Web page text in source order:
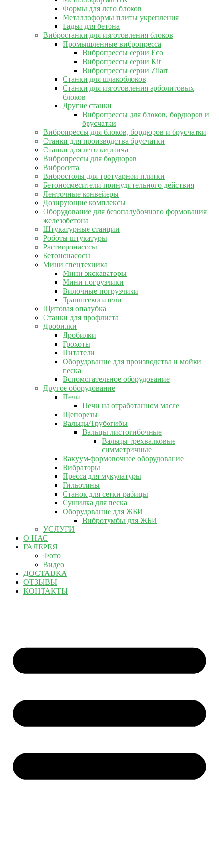
Формы для лего блоков
Металлоформы плиты укрепления
Бадьи для бетона
Вибростанки для изготовления блоков
Промышленные вибропресса
Вибропрессы серии Eco
Вибропрессы серии Kit
Вибропрессы серии Zilart
Станки для шлакоблоков
Станки для изготовления арболитовых
блоков
Другие станки
Вибропрессы для блоков, бордюров и
брусчатки
Вибропрессы для блоков, бордюров и брусчатки
Станки для производства брусчатки
Станки для лего кирпича
Вибропрессы для бордюров
Вибросита
Вибростолы для тротуарной плитки
Бетоносмесители принудительного действия
Ленточные конвейеры
Дозирующие комплексы
Оборудование для безопалубочного формования
железобетона
Штукатурные станции
Роботы штукатуры
Растворонасосы
Бетононасосы
Мини спецтехника
Мини экскаваторы
Мини погрузчики
Вилочные погрузчики
Траншеекопатели
Щитовая опалубка
Станки для профлиста
Дробилки
Дробилки
Грохоты
Питатели
Оборудование для производства и мойки
песка
Вспомогательное оборудование
Другое оборудование
Печи
Печи на отработанном масле
Щепорезы
Вальцы/Трубогибы
Вальцы листогибочные
Вальцы трехвалковые
симметричные
Вакуум-формовочное оборудование
Вибраторы
Пресса для мукулатуры
Гильотины
Станок для сетки рабицы
Сушилка для песка
Оборудование для ЖБИ
Вибротумбы для ЖБИ
УСЛУГИ
О НАС
ГАЛЕРЕЯ
Фото
Видео
ДОСТАВКА
ОТЗЫВЫ
КОНТАКТЫ